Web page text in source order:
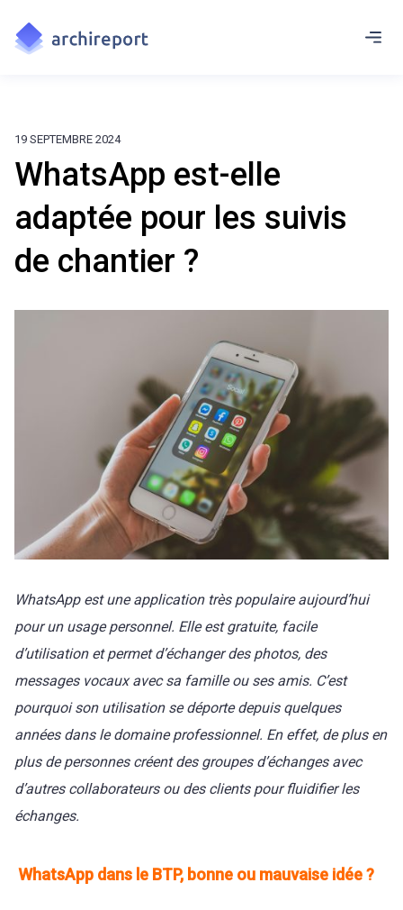
19 SEPTEMBRE 2024
WhatsApp est-elle
adaptée pour les suivis
de chantier ?
WhatsApp est une application très populaire aujourd’hui
pour un usage personnel. Elle est gratuite, facile
d’utilisation et permet d’échanger des photos, des
messages vocaux avec sa famille ou ses amis. C’est
pourquoi son utilisation se déporte depuis quelques
années dans le domaine professionnel. En effet, de plus en
plus de personnes créent des groupes d’échanges avec
d’autres collaborateurs ou des clients pour fluidifier les
échanges.
WhatsApp dans le BTP, bonne ou mauvaise idée ?